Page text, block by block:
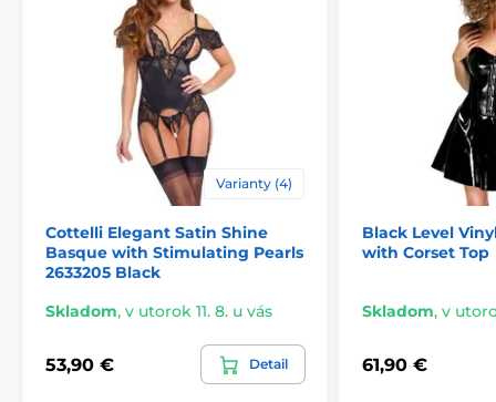
Varianty (4)
Cottelli Elegant Satin Shine
Basque with Stimulating Pearls
2633205 Black
Skladom, v utorok 11. 8. u vás
53,90 € Detail
Black Level
with Corset Top
Skladom, v
61,90 €